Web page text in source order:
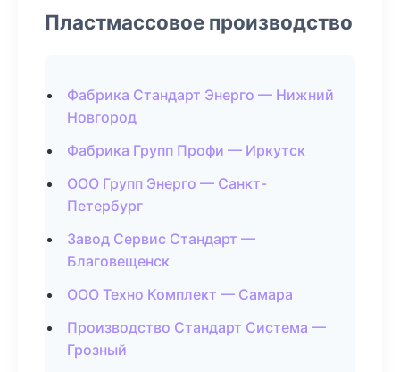
Пластмассовое производство
Фабрика Стандарт Энерго — Нижний
Новгород
Фабрика Групп Профи — Иркутск
ООО Групп Энерго — Санкт-
Петербург
Завод Сервис Стандарт —
Благовещенск
ООО Техно Комплект — Самара
Производство Стандарт Система —
Грозный